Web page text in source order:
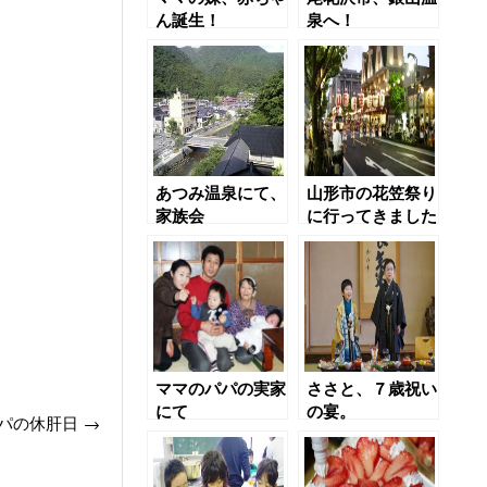
の休肝日 →
ん誕生！
泉へ！
あつみ温泉にて、
家族会
山形市の花笠祭り
に行ってきました
ママのパパの実家
にて
ささと、７歳祝い
の宴。